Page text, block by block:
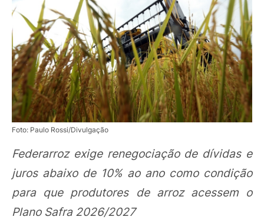
Foto: Paulo Rossi/Divulgação
Federarroz exige renegociação de dívidas e
juros abaixo de 10% ao ano como condição
para que produtores de arroz acessem o
Plano Safra 2026/2027